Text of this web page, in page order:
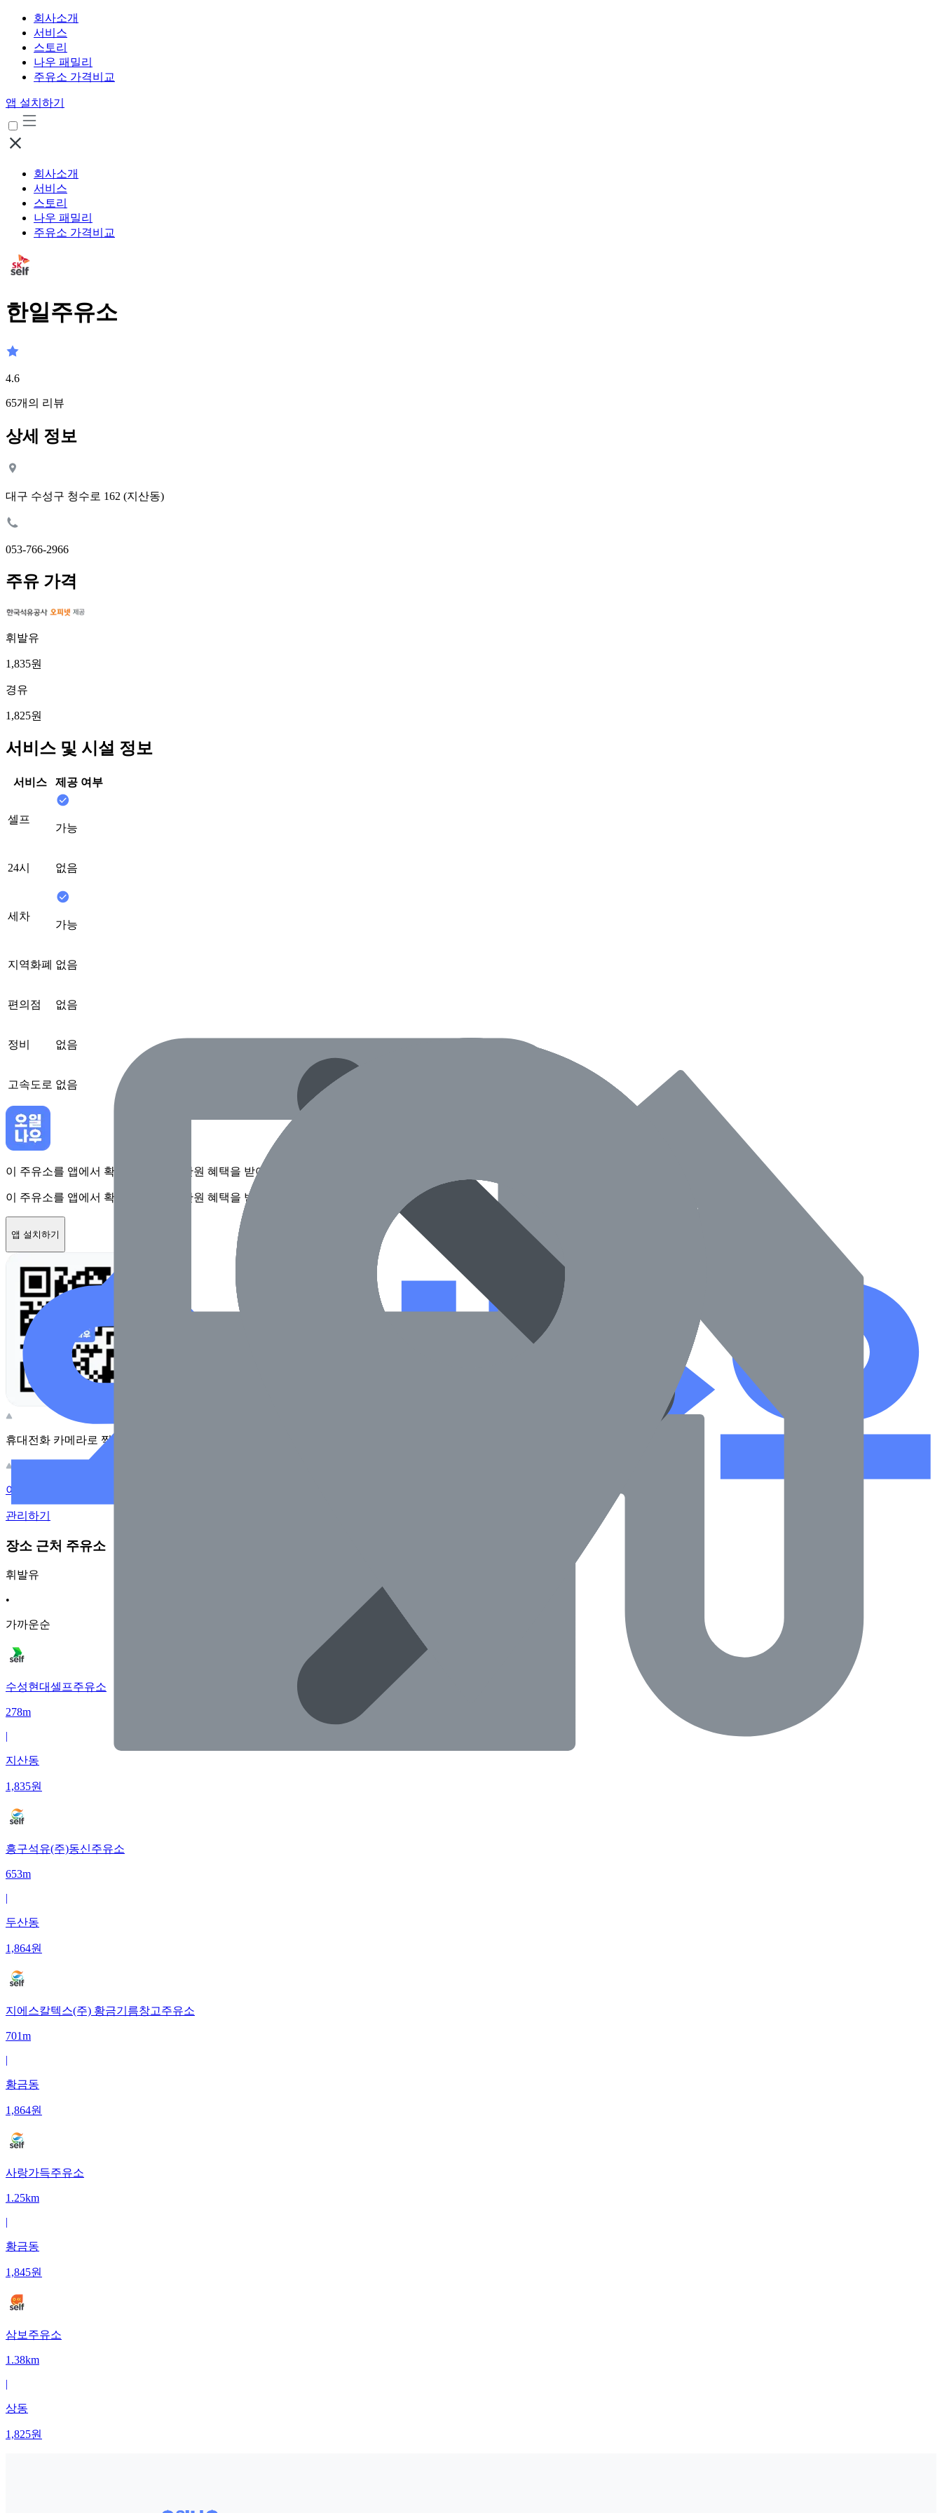
회사소개
서비스
스토리
나우 패밀리
주유소 가격비교
앱 설치하기
회사소개
서비스
스토리
나우 패밀리
주유소 가격비교
한일주유소
4.6
65개의 리뷰
상세 정보
대구 수성구 청수로 162 (지산동)
053-766-2966
주유 가격
휘발유
1,835원
경유
1,825원
서비스 및 시설 정보
서비스 제공 여부
셀프
가능
24시 없음
세차
가능
지역화폐 없음
편의점 없음
정비 없음
고속도로 없음
이 주유소를 앱에서 확인하고 최대 1만원 혜택을 받아보세요
이 주유소를 앱에서 확인하고 최대 1만원 혜택을 받아보세요
앱 설치하기
휴대전화 카메라로 찍어보세요
이 주유소의 사장님이신가요?
관리하기
장소 근처 주유소
휘발유
•
가까운순
수성현대셀프주유소
278m
|
지산동
1,835원
흥구석유(주)동신주유소
653m
|
두산동
1,864원
지에스칼텍스(주) 황금기름창고주유소
701m
|
황금동
1,864원
사랑가득주유소
1.25km
|
황금동
1,845원
삼보주유소
1.38km
|
상동
1,825원